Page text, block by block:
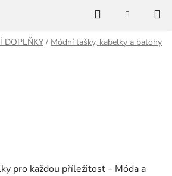
HledatNÁKUPNÍ
DOPLŇKY / Módní tašky, kabelky a batohy
pro každou příležitost – Móda a